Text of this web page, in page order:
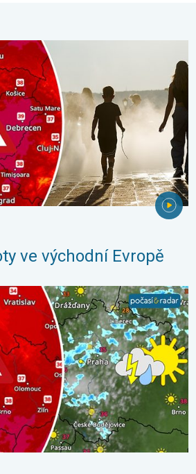
Evropě. Přes 40 stupňů. . . úterý
ve východní Evropě
39 stupňům. Od úterý i bouřky. . .